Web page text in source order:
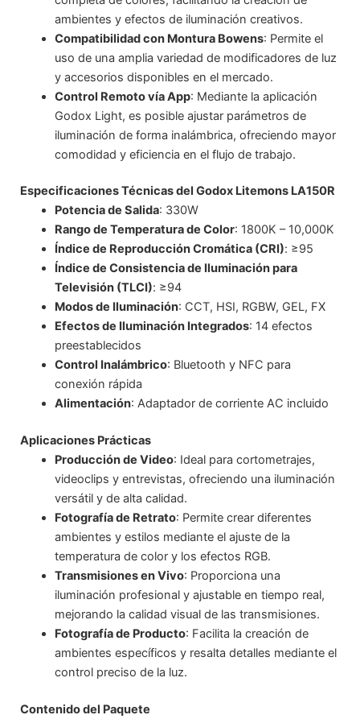
ambientes y efectos de iluminación creativos.
Compatibilidad con Montura Bowens: Permite el
uso de una amplia variedad de modificadores de luz
y accesorios disponibles en el mercado.
Control Remoto vía App: Mediante la aplicación
Godox Light, es posible ajustar parámetros de
iluminación de forma inalámbrica, ofreciendo mayor
comodidad y eficiencia en el flujo de trabajo.
Especificaciones Técnicas del Godox Litemons LA150R
Potencia de Salida: 330W
Rango de Temperatura de Color: 1800K – 10,000K
Índice de Reproducción Cromática (CRI): ≥95
Índice de Consistencia de Iluminación para
Televisión (TLCI): ≥94
Modos de Iluminación: CCT, HSI, RGBW, GEL, FX
Efectos de Iluminación Integrados: 14 efectos
preestablecidos
Control Inalámbrico: Bluetooth y NFC para
conexión rápida
Alimentación: Adaptador de corriente AC incluido
Aplicaciones Prácticas
Producción de Video: Ideal para cortometrajes,
videoclips y entrevistas, ofreciendo una iluminación
versátil y de alta calidad.
Fotografía de Retrato: Permite crear diferentes
ambientes y estilos mediante el ajuste de la
temperatura de color y los efectos RGB.
Transmisiones en Vivo: Proporciona una
iluminación profesional y ajustable en tiempo real,
mejorando la calidad visual de las transmisiones.
Fotografía de Producto: Facilita la creación de
ambientes específicos y resalta detalles mediante el
control preciso de la luz.
Contenido del Paquete